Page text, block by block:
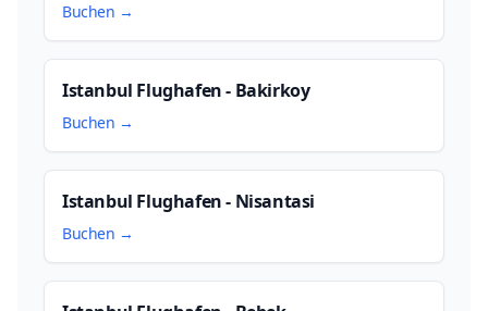
Buchen →
Istanbul Flughafen - Bakirkoy
Buchen →
Istanbul Flughafen - Nisantasi
Buchen →